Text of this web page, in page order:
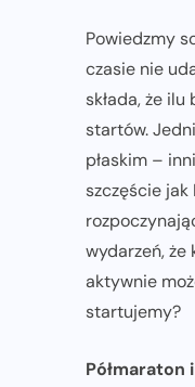
Powiedzmy
czasie nie
składa, że
startów.
płaskim –
szczęście jak
wydarzeń,
aktywnie
startujemy?